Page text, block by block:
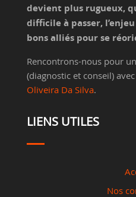
devient plus rugueux,
difficile à passer,
bons alliés pour se
Rencontrons-nous pour
(diagnostic et conseil) avec
Oliveira Da Silva.
LIENS UTILES
Nos